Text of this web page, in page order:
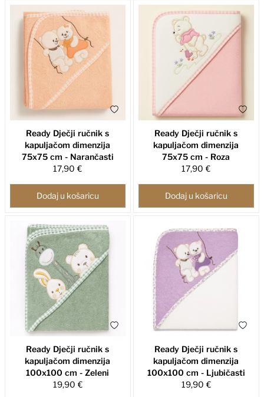
Ready Dječji ručnik s
kapuljačom dimenzija
75x75 cm - Narančasti
17,90 €
Dodaj u košaricu
Ready Dječji ručnik s
kapuljačom dimenzija
75x75 cm - Roza
17,90 €
Dodaj u košaricu
Ready Dječji ručnik s
kapuljačom dimenzija
100x100 cm - Zeleni
19,90 €
Ready Dječji ručnik s
kapuljačom dimenzija
100x100 cm - Ljubičasti
19,90 €